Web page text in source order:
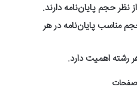
حجم پایان‌نامه دارند.
مناسب پایان‌نامه در هر
رشته اهمیت دارد.
صفحات